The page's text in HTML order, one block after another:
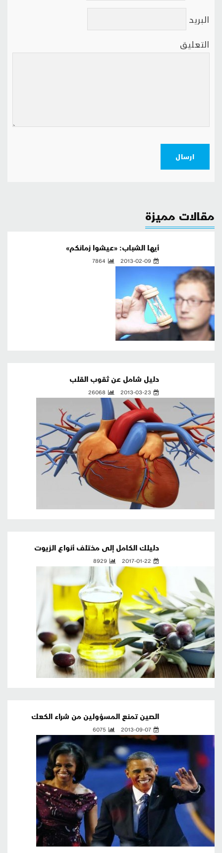
البريد
التعليق
ارسال
مقالات مميزة
أيها الشباب: «عيشوا زمانكم»
2013-02-09
7864
دليل شامل عن ثقوب القلب
2013-03-23
26068
دليلك الكامل إلى مختلف أنواع الزيوت
2017-01-22
8929
الصين تمنع المسؤولين من شراء الكعك
2013-09-07
6075